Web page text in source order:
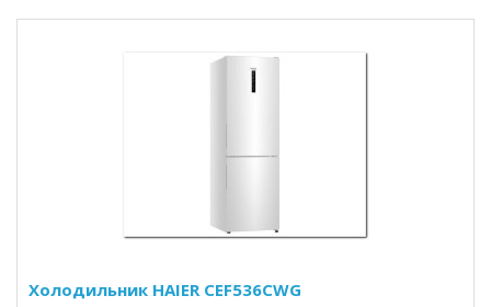
Холодильник HAIER CEF536CWG